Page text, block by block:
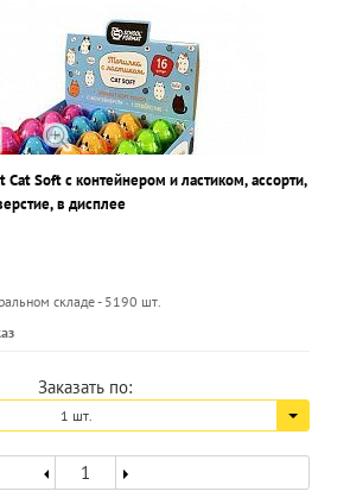
Cat Soft с контейнером и ластиком, ассорти,
в дисплее
складе - 5190 шт.
Заказать по:
1 шт.